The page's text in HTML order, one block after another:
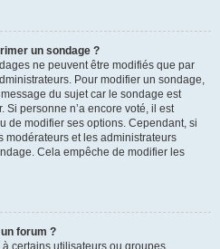
un sondage ?
ne peuvent être modifiés que par
Pour modifier un sondage,
du sujet car le sondage est
personne n’a encore voté, il est
de modifier ses options. Cependant, si
modérateurs et les administrateurs
Cela empêche de modifier les
forum ?
certains utilisateurs ou groupes